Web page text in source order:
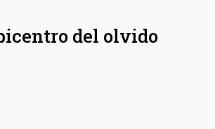
del olvido